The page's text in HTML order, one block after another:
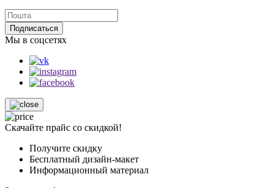
Подписаться
Мы в соцсетях
Скачайте прайс со скидкой!
Получите скидку
Бесплатный дизайн-макет
Информационный материал